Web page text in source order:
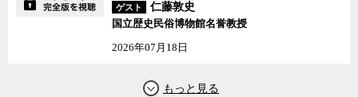
ゲスト
仁藤敦史
国立歴史民俗博物館名誉教授
2026年07月18日